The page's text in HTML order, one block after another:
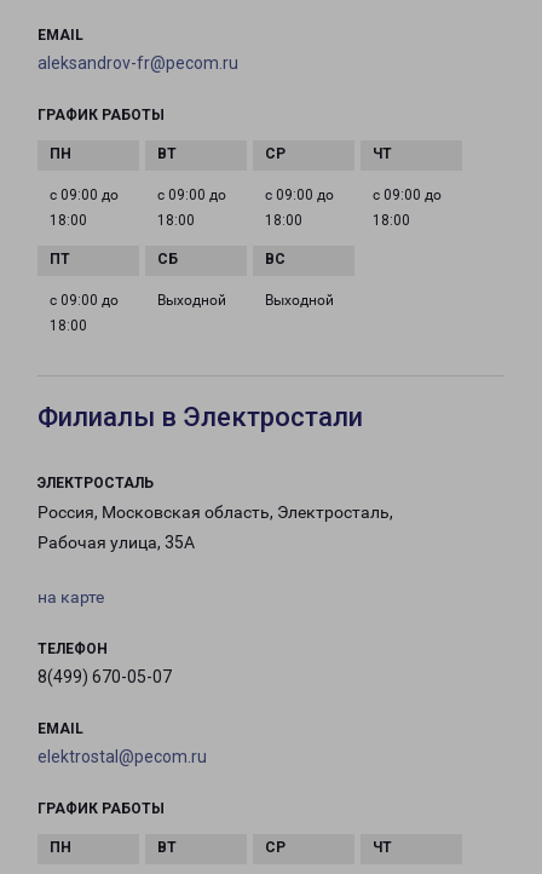
EMAIL
aleksandrov-fr@pecom.ru
ГРАФИК РАБОТЫ
с 09:00 до
18:00
с 09:00 до
18:00
с 09:00 до
18:00
с 09:00 до
18:00
с 09:00 до
18:00
Выходной Выходной
Филиалы в Электростали
ЭЛЕКТРОСТАЛЬ
Россия, Московская область, Электросталь,
Рабочая улица, 35А
на карте
ТЕЛЕФОН
8(499) 670-05-07
EMAIL
elektrostal@pecom.ru
ГРАФИК РАБОТЫ